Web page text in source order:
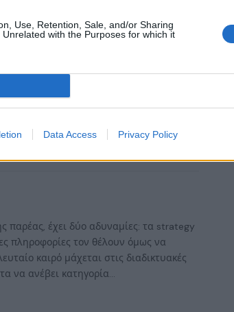
Use, Retention, Sale, and/or Sharing
with the Purposes for which it
Data Access Privacy Policy
παρέας, έχει δύο αδυναμίες: τα strategy
πληροφορίες τον θέλουν όμως να
καιρό μάχεται στις διαδικτυακές
να ανέβει κατηγορία...